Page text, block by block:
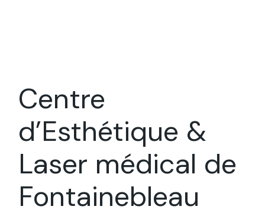
Centre
d’Esthétique &
Laser médical de
Fontainebleau